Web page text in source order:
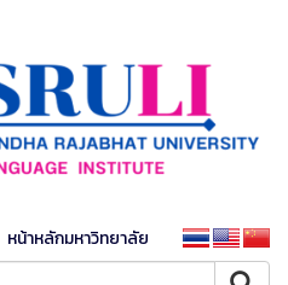
หน้าหลักมหาวิทยาลัย